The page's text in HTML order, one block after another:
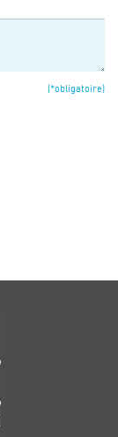
(*obligatoire)